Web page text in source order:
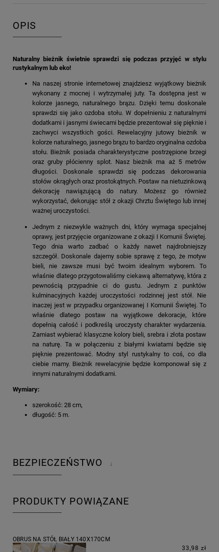
OPIS
Naturalny bieżnik świetnie sprawdzi się podczas przyjęć w stylu
rustykalnym lub eko!
Na naszej stronie internetowej znajdziesz wyjątkowy bieżnik
wykonany z mocnej i wytrzymałej juty. Ta dostępna jest w
kolorze jasnego, naturalnego brązu. Dzięki temu doskonale
sprawdzi się jako ozdoba stołu. W dopełnieniu z naturalnymi
dodatkami i jasnymi świecami będzie prezentował się pięknie i
zachwyci wszystkich gości. Rewelacyjny jutowy bieżnik w
kolorze naturalnego, jasnego brązu to bardzo oryginalna ozdoba
stołu. Bieżnik posiada charakterystyczne postrzępione brzegi
oraz gruby płócienny splot. Nasz bieżnik ma aż 5 metrów
długości. Doskonale sprawdzi się podczas dekorowania
stołów okrągłych oraz prostokątnych. Postaw na nietuzinkową
dekorację nawiązującą do natury. Możesz go również
wykorzystać, dekorując stół z okazji Chrztu Świętego lub innej
ważnej uroczystości.
Jednym z niezwykle ważnych dni, który wymaga specjalnej
oprawy, jest przyjęcie organizowane z okazji I Komunii Świętej.
Tego dnia warto zadbać o każdy nawet najdrobniejszy
szczegół. Doskonale dajemy sobie sprawę z tego, że motyw
bieli, nie zawsze musi być twoim idealnym wyborem. To
właśnie dlatego przygotowaliśmy ciekawą alternatywę, która z
pewnością przypadnie ci do gustu. Jednym z punktów
kulminacyjnych każdej uroczystości rodzinnej jest stół. Nie
inaczej jest w przypadku organizowanej I Komunii Świętej. To
właśnie dlatego postaw na wyjątkowe dekoracje, które
dopełnią całość i podkreślą uroczysty charakter wydarzenia.
Zamiast wybierać klasyczne kolory bieli, srebra i złota postaw
na naturę. Ta w połączeniu z białymi kwiatami będzie się
pięknie prezentować. Modny styl rustykalny to coś, co dla
ciebie mamy. Bieżnik rewelacyjnie będzie komponował się z
innymi naturalnymi dodatkami.
Wymiary:
szerokość: 28 cm,
długość: 5 m.
BEZPIECZEŃSTWO ↓
PRODUKTY POWIĄZANE
OBRUS NA STÓŁ BIAŁY 140X170CM
33,98 zł